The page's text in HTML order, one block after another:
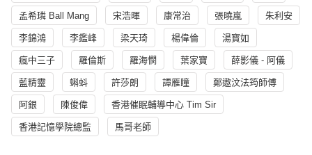
孟希璘 Ball Mang 宋浩暉 康常治 張曉嵐 朱利安
李錦鴻 李鑑峰 梁天琦 楊偉倫 湯寳如
瘋中三子 羅倫斯 羅海憫 葉家寶 薛影儀 - 阿儀
藍精靈 蝌蚪 許莎朗 譚雁瞳 鄭遨汶法筠師傅
阿銀 陳俊偉 香港催眠輔導中心 Tim Sir
香港記憶學院總監 馬哥老師